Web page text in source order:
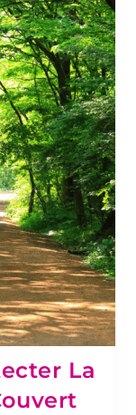
La